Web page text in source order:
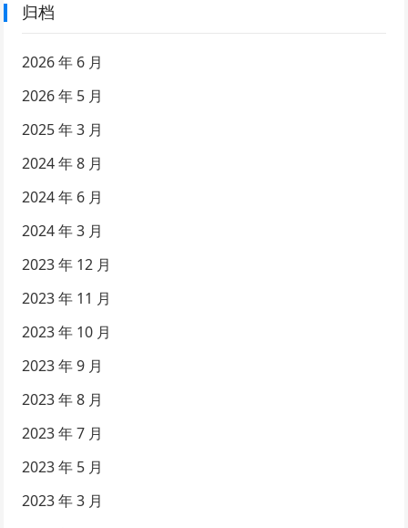
归档
2026 年 6 月
2026 年 5 月
2025 年 3 月
2024 年 8 月
2024 年 6 月
2024 年 3 月
2023 年 12 月
2023 年 11 月
2023 年 10 月
2023 年 9 月
2023 年 8 月
2023 年 7 月
2023 年 5 月
2023 年 3 月